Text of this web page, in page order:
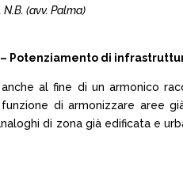
(avv. Palma)
– Potenziamento di
al fine di un armonico
di armonizzare aree
di zona già edificata e